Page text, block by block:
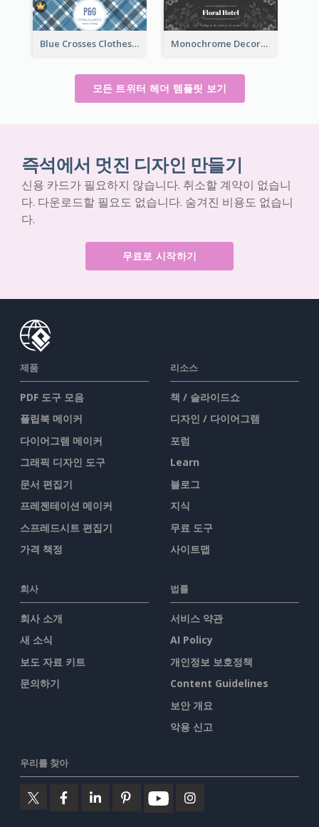
Blue Crosses Clothes Store Twitter Header Monochrome Decorated Hotel Twitter Header
모든 트위터 헤더 템플릿 보기
즉석에서 멋진 디자인 만들기
신용 카드가 필요하지 않습니다. 취소할 계약이 없습니
다. 다운로드할 필요도 없습니다. 숨겨진 비용도 없습니
다.
무료로 시작하기
제품
PDF 도구 모음
플립북 메이커
다이어그램 메이커
그래픽 디자인 도구
문서 편집기
프레젠테이션 메이커
스프레드시트 편집기
가격 책정
리소스
책 / 슬라이드쇼
디자인 / 다이어그램
포럼
Learn
블로그
지식
무료 도구
사이트맵
회사
회사 소개
새 소식
보도 자료 키트
문의하기
법률
서비스 약관
AI Policy
개인정보 보호정책
Content Guidelines
보안 개요
악용 신고
우리를 찾아